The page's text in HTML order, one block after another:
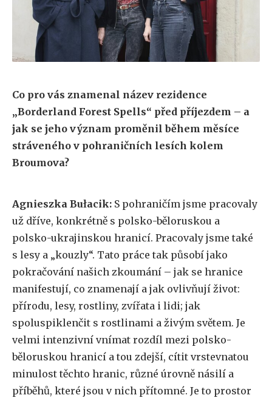
Co pro vás znamenal název rezidence
„Borderland Forest Spells“ před příjezdem – a
jak se jeho význam proměnil během měsíce
stráveného v pohraničních lesích kolem
Broumova?
Agnieszka Bułacik: S pohraničím jsme pracovaly
už dříve, konkrétně s polsko-běloruskou a
polsko-ukrajinskou hranicí. Pracovaly jsme také
s lesy a „kouzly“. Tato práce tak působí jako
pokračování našich zkoumání – jak se hranice
manifestují, co znamenají a jak ovlivňují život:
přírodu, lesy, rostliny, zvířata i lidi; jak
spoluspiklenčit s rostlinami a živým světem. Je
velmi intenzivní vnímat rozdíl mezi polsko-
běloruskou hranicí a tou zdejší, cítit vrstevnatou
minulost těchto hranic, různé úrovně násilí a
příběhů, které jsou v nich přítomné. Je to prostor